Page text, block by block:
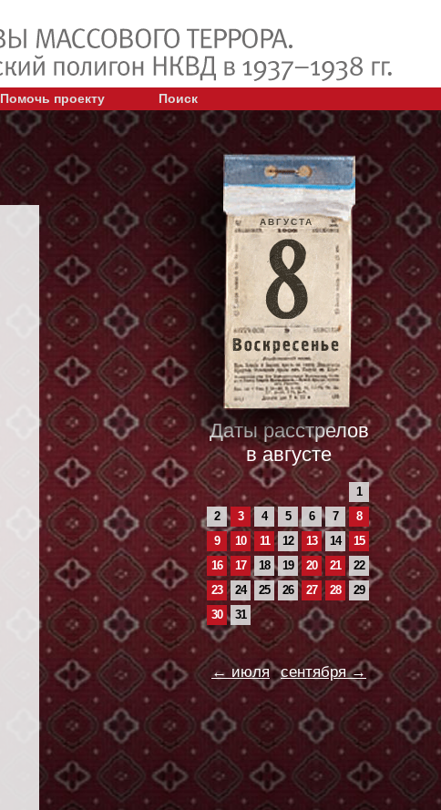
Помочь проекту Поиск
АВГУСТА
Даты расстрелов
в августе
1
2
3 4 5 6 7
8
9
10 11 12 13 14
15
16
17 18 19 20 21
22
23
24 25 26 27 28
29
30
31
← июля сентября →